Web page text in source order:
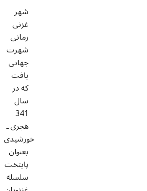
شهر
غزنی
زمانی
شهرت
جهانی
یافت
که در
سال
341
هجری ـ
خورشیدی
بعنوان
پایتخت
سلسله